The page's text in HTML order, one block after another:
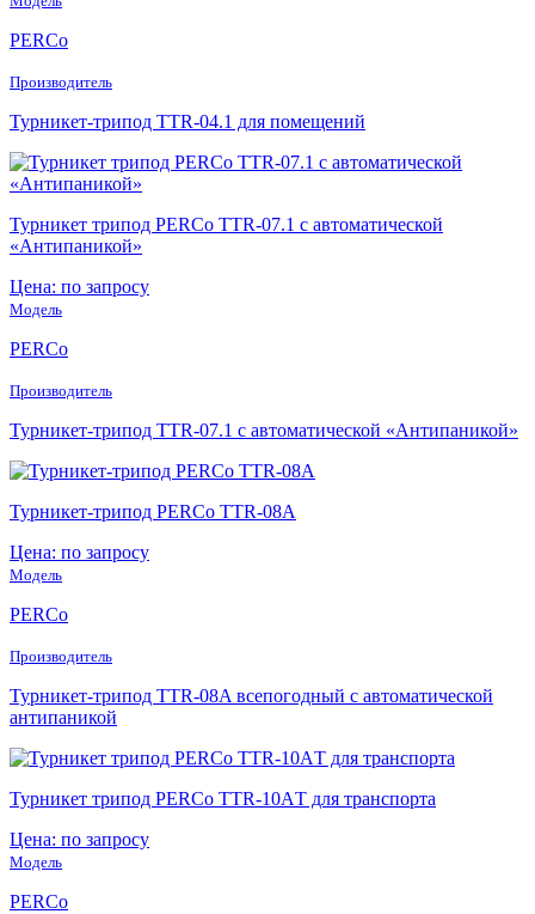
PERCo
Производитель
Турникет-трипод TTR-04.1 для помещений
Турникет трипод PERCo TTR-07.1 с автоматической
«Антипаникой»
Цена: по запросу
Модель
PERCo
Производитель
Турникет-трипод TTR-07.1 с автоматической «Антипаникой»
Турникет-трипод PERCo TTR-08A
Цена: по запросу
Модель
PERCo
Производитель
Турникет-трипод TTR-08A всепогодный с автоматической
антипаникой
Турникет трипод PERCo TTR-10АT для транспорта
Цена: по запросу
Модель
PERCo